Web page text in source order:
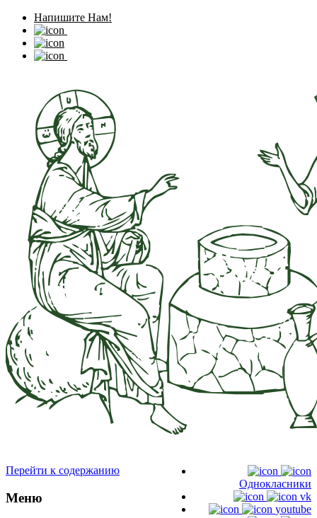
Напишите Нам!
Однокласники
vk
youtube
Перейти к содержанию
Меню